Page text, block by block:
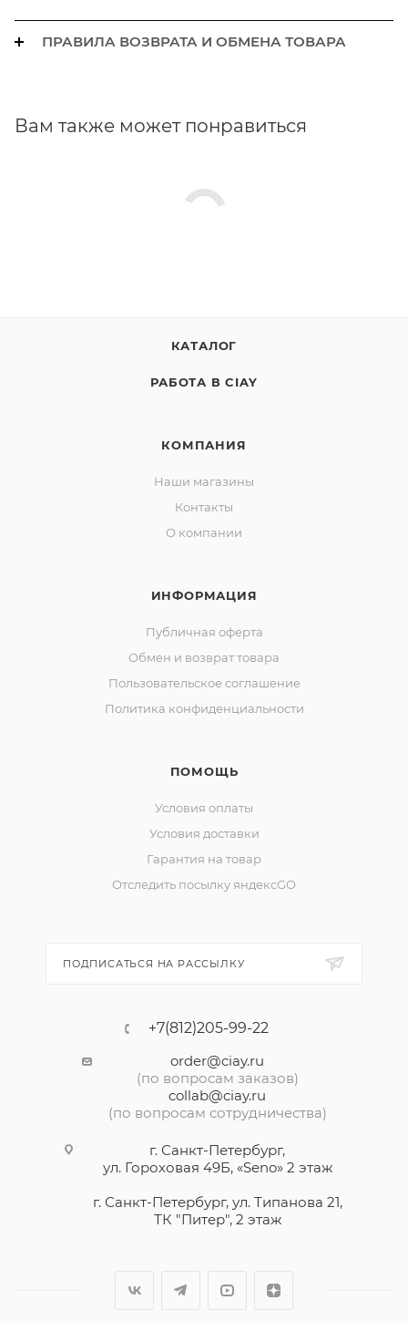
ПРАВИЛА ВОЗВРАТА И ОБМЕНА ТОВАРА
Вам также может понравиться
КАТАЛОГ
РАБОТА В CIAY
КОМПАНИЯ
Наши магазины
Контакты
О компании
ИНФОРМАЦИЯ
Публичная оферта
Обмен и возврат товара
Пользовательское соглашение
Политика конфиденциальности
ПОМОЩЬ
Условия оплаты
Условия доставки
Гарантия на товар
Отследить посылку яндексGO
ПОДПИСАТЬСЯ НА РАССЫЛКУ
+7(812)205-99-22
order@ciay.ru
(по вопросам заказов)
collab@ciay.ru
(по вопросам сотрудничества)
г. Санкт-Петербург,
ул. Гороховая 49Б, «Seno» 2 этаж
г. Санкт-Петербург, ул. Типанова 21,
ТК "Питер", 2 этаж